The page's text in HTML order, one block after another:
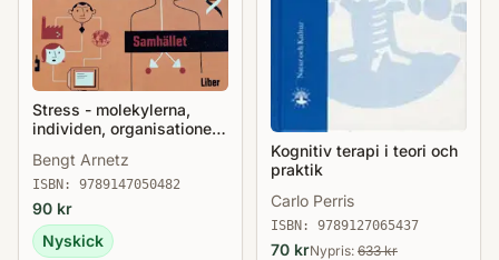
Stress - molekylerna,
individen, organisationen,
Bengt Arnetz
ISBN: 9789147050482
90 kr
Nyskick
Kognitiv terapi i teori och
praktik
Carlo Perris
ISBN: 9789127065437
70 krNypris: 633kr